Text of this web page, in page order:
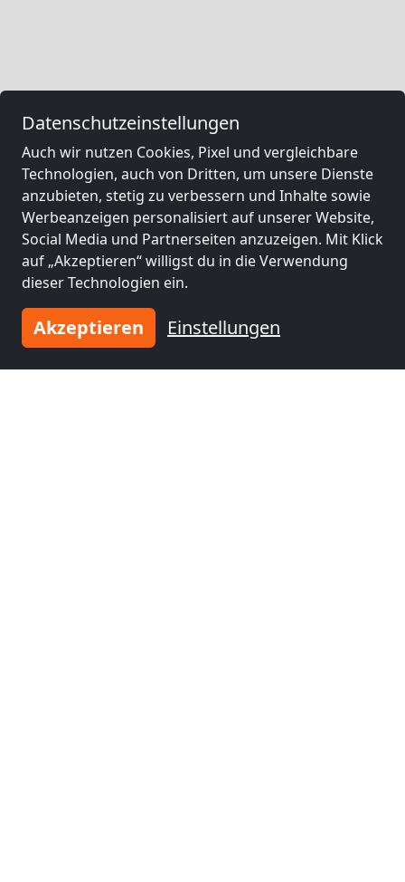
Datenschutzeinstellungen
Auch wir nutzen Cookies, Pixel und vergleichbare
Technologien, auch von Dritten, um unsere Dienste
anzubieten, stetig zu verbessern und Inhalte sowie
Werbeanzeigen personalisiert auf unserer Website,
Social Media und Partnerseiten anzuzeigen. Mit Klick
auf „Akzeptieren“ willigst du in die Verwendung
dieser Technologien ein.
Akzeptieren Einstellungen